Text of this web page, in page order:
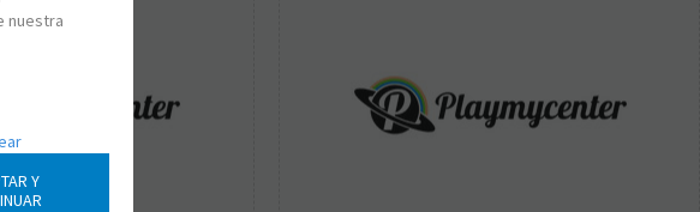
nuestra
Y